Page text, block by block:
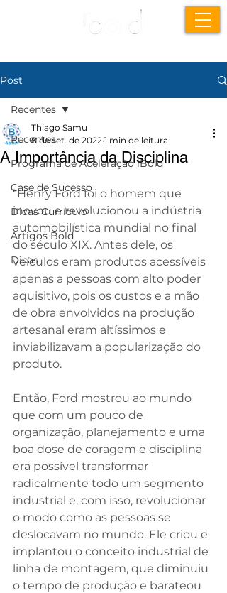
Post
Recentes
Programa de Aceleração iBold
Case de Sucesso
Dicas Currículo
Artigos Bold
Dicas
Recentes
A Importância da Disciplina
Thiago Samu
8 de set. de 2022 1 min de leitura
“Henry Ford foi o homem que
inovou e revolucionou a indústria
automobilística mundial no final
do século XIX. Antes dele, os
veículos eram produtos acessíveis
apenas a pessoas com alto poder
aquisitivo, pois os custos e a mão
de obra envolvidos na produção
artesanal eram altíssimos e
inviabilizavam a popularização do
produto.
Então, Ford mostrou ao mundo
que com um pouco de
organização, planejamento e uma
boa dose de coragem e disciplina
era possível transformar
radicalmente todo um segmento
industrial e, com isso, revolucionar
o modo como as pessoas se
deslocavam no mundo. Ele criou e
implantou o conceito industrial de
linha de montagem, que diminuiu
o tempo de produção e barateou